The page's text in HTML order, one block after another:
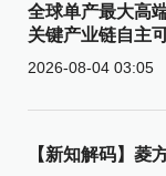
全球单产最大高
关键产业链自主
2026-08-04 03:05
【新知解码】菱